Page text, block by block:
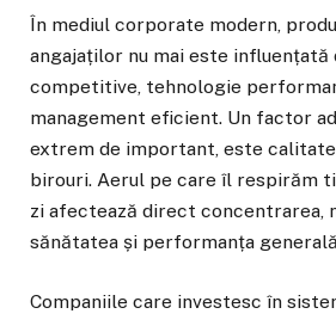
În mediul corporate modern,
angajaților nu mai este influențată
competitive, tehnologie
management eficient. Un factor
extrem de important, este
birouri. Aerul pe care îl respirăm
zi afectează direct concentrarea,
sănătatea și performanța
Companiile care investesc în